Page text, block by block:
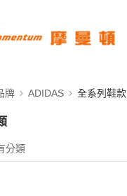
牌 ADIDAS 全系列鞋款
分類